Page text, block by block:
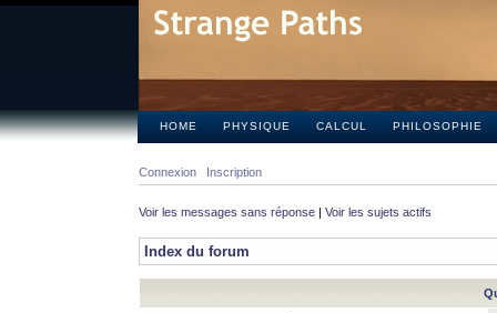
HOME PHYSIQUE CALCUL PHILOSOPHIE
Connexion Inscription
Voir les messages sans réponse | Voir les sujets actifs
Index du forum